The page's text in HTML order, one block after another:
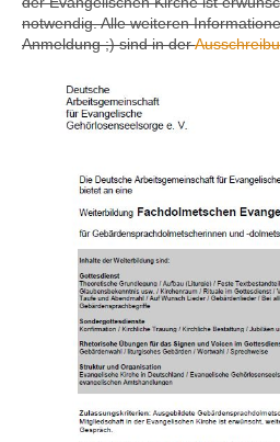
Kontakt
notwendig. Alle weiteren
Anmeldung ;) sind in der